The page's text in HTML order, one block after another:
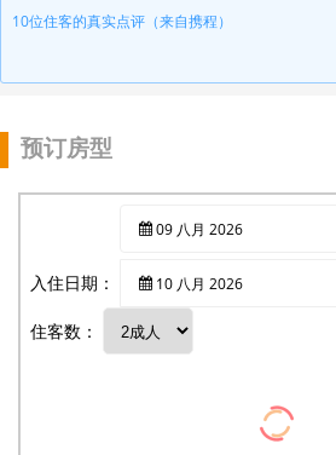
10位住客的真实点评（来自携程）
预订房型
入住日期：
09 八月 2026
10 八月 2026
住客数：